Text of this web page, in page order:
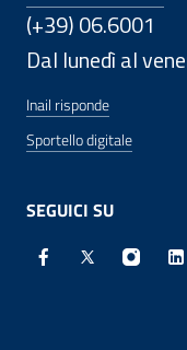
(+39) 06.6001
Dal lunedì al
Inail risponde
Sportello digitale
SEGUICI SU
Facebook - Sito
X - Sito